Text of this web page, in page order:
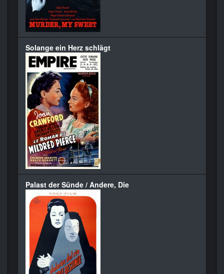
Solange ein Herz schlägt
Palast der Sünde / Andere, Die